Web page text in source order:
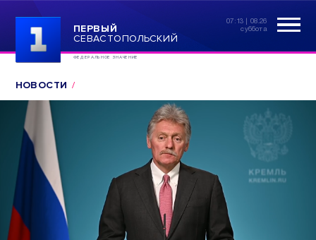
ПЕРВЫЙ
СЕВАСТОПОЛЬСКИЙ
ФЕДЕРАЛЬНОЕ ЗНАЧЕНИЕ
07:13 | 08.26
суббота
НОВОСТИ